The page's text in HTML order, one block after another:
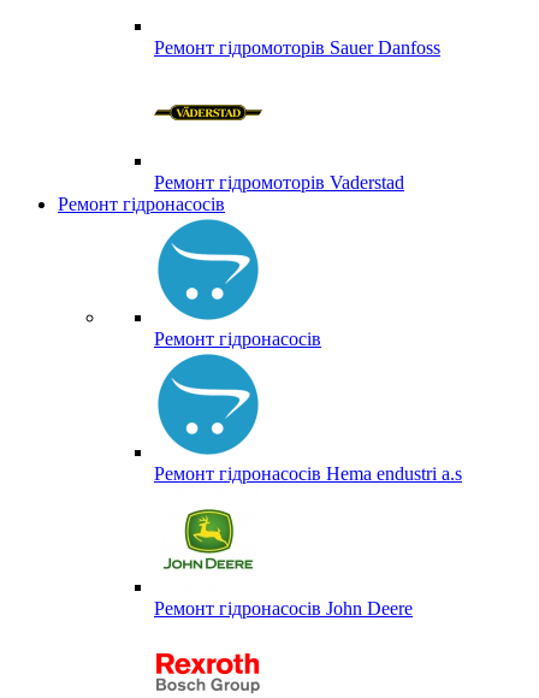
Ремонт гідромоторів Sauer Danfoss
Ремонт гідромоторів Vaderstad
Ремонт гідронасосів
Ремонт гідронасосів
Ремонт гідронасосів Hema endustri a.s
Ремонт гідронасосів John Deere